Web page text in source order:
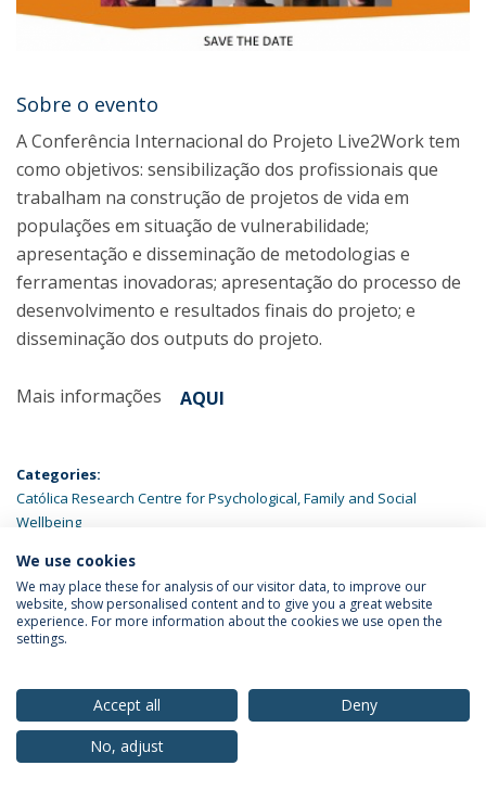
Sobre o evento
A Conferência Internacional do Projeto Live2Work tem
como objetivos: sensibilização dos profissionais que
trabalham na construção de projetos de vida em
populações em situação de vulnerabilidade;
apresentação e disseminação de metodologias e
ferramentas inovadoras; apresentação do processo de
desenvolvimento e resultados finais do projeto; e
disseminação dos outputs do projeto.
Mais informações AQUI
Categories:
Católica Research Centre for Psychological, Family and Social
Wellbeing
LATEST NEWS
Privacy Policy
© 2026 Universidade Católica Portuguesa
We use cookies
We may place these for analysis of our visitor data, to improve our
website, show personalised content and to give you a great website
experience. For more information about the cookies we use open the
settings.
Accept all
Deny
No, adjust